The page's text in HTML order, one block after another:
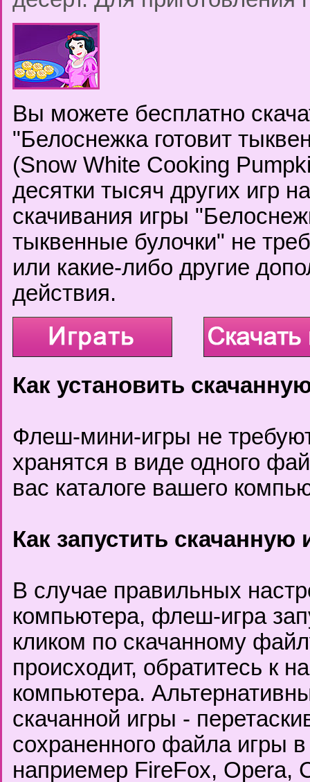
Вы можете бесплатно
"Белоснежка готовит
(Snow White Cooking
десятки тысяч других игр
скачивания игры
тыквенные булочки" не
или какие-либо другие
действия.
Как установить
Флеш-мини-игры не
хранятся в виде одного
вас каталоге вашего
Как запустить скачанную
В случае правильных
компьютера, флеш-игра
кликом по скачанному
происходит, обратитесь к
компьютера.
скачанной игры -
сохраненного файла игры
наприемер FireFox, Opera,